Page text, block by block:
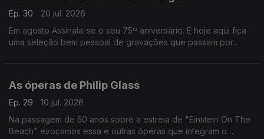
Ep. 30
20 jul. 2026
Em agosto Assinala-se o seu 75º aniversário. E hoje aqui fica
uma seleção bem pessoal de gravações que passam por
As óperas de Philip Glass
Ep. 29
10 jul. 2026
Na passagem de 50 anos sobre a estreia de "Einstein On The
Beach" evocamos essa e outras óperas que integram o